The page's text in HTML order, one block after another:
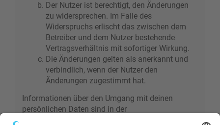
Der Nutzer ist berechtigt, den Änderungen
zu widersprechen. Im Falle des
Widerspruchs erlischt das zwischen dem
Betreiber und dem Nutzer bestehende
Vertragsverhältnis mit sofortiger Wirkung.
Die Änderungen gelten als anerkannt und
verbindlich, wenn der Nutzer den
Änderungen zugestimmt hat.
Informationen über den Umgang mit deinen
persönlichen Daten sind in der